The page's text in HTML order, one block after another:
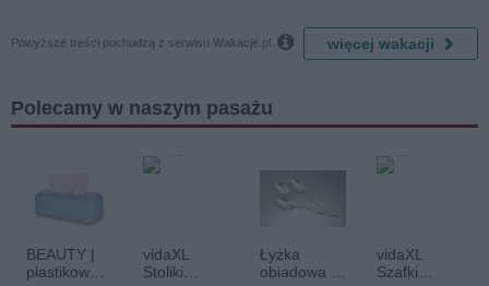
Powyższe treści pochodzą z serwisu Wakacje.pl.  więcej wakacji
Polecamy w naszym pasażu
BEAUTY |
plastikowe
vidaXL
Stoliki
Łyżka
obiadowa -
vidaXL
Szafki